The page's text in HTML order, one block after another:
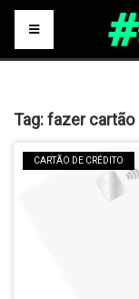
Tag:fazer
CARTÃO DE CRÉDITO